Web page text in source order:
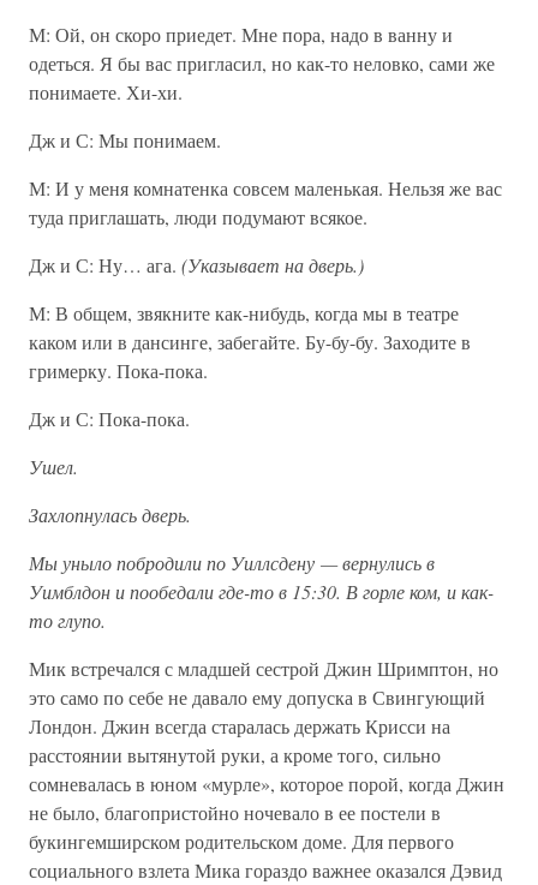
М: Ой, он скоро приедет. Мне пора, надо в ванну и
одеться. Я бы вас пригласил, но как-то неловко, сами же
понимаете. Хи-хи.
Дж и С: Мы понимаем.
М: И у меня комнатенка совсем маленькая. Нельзя же вас
туда приглашать, люди подумают всякое.
Дж и С: Ну… ага. (Указывает на дверь.)
М: В общем, звякните как-нибудь, когда мы в театре
каком или в дансинге, забегайте. Бу-бу-бу. Заходите в
гримерку. Пока-пока.
Дж и С: Пока-пока.
Ушел.
Захлопнулась дверь.
Мы уныло побродили по Уиллсдену — вернулись в
Уимблдон и пообедали где-то в 15:30. В горле ком, и как-
то глупо.
Мик встречался с младшей сестрой Джин Шримптон, но
это само по себе не давало ему допуска в Свингующий
Лондон. Джин всегда старалась держать Крисси на
расстоянии вытянутой руки, а кроме того, сильно
сомневалась в юном «мурле», которое порой, когда Джин
не было, благопристойно ночевало в ее постели в
букингемширском родительском доме. Для первого
социального взлета Мика гораздо важнее оказался Дэвид